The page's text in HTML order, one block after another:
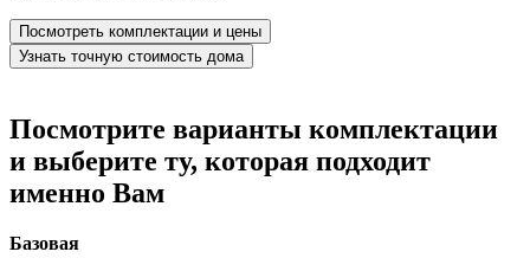
Посмотреть комплектации и цены
Узнать точную стоимость дома
Посмотрите варианты комплектации
и выберите ту, которая подходит
именно Вам
Базовая